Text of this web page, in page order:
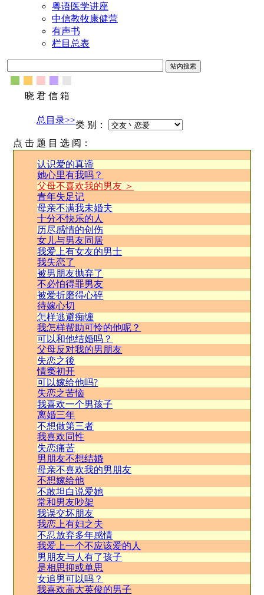
粤语医学讲座
中信教牧康健营
有声书
栏目总表
晓 君 信 箱
总目录>>类 别：
点 击 题 目 选 阅：
认识爱的真谛
她心里有我吗？
父母不喜欢我的男友 ＞
青年失足记
母亲不满我未婚夫
十分不快乐的人
历尽感情的创伤
女儿与男友同居
我爱上有女友的男士
我失恋了
被男朋友抛弃了
不必怕得罪男友
被爱折磨得心碎
待嫁心切
怎样逃避痴缠
我怎样帮助可怜的他呢？
可以和他结婚吗？
父母反对我的男朋友
失恋之後
情窦初开
可以嫁给他吗?
失恋之苦恼
我喜欢一个男孩子
离婚三年
不想做第三者
我喜欢同性
失恋痛苦
男朋友不想结婚
母亲不喜欢我的男朋友
不想嫁给他
不敢坦白说爱她
常和男友吵架
我误交坏朋友
我恋上有妇之夫
不忍放弃多年感情
我爱上一个不应该爱的人
男朋友与人有了孩子
是相思抑或单思
女追男可以吗？
我喜欢高大英俊的男子